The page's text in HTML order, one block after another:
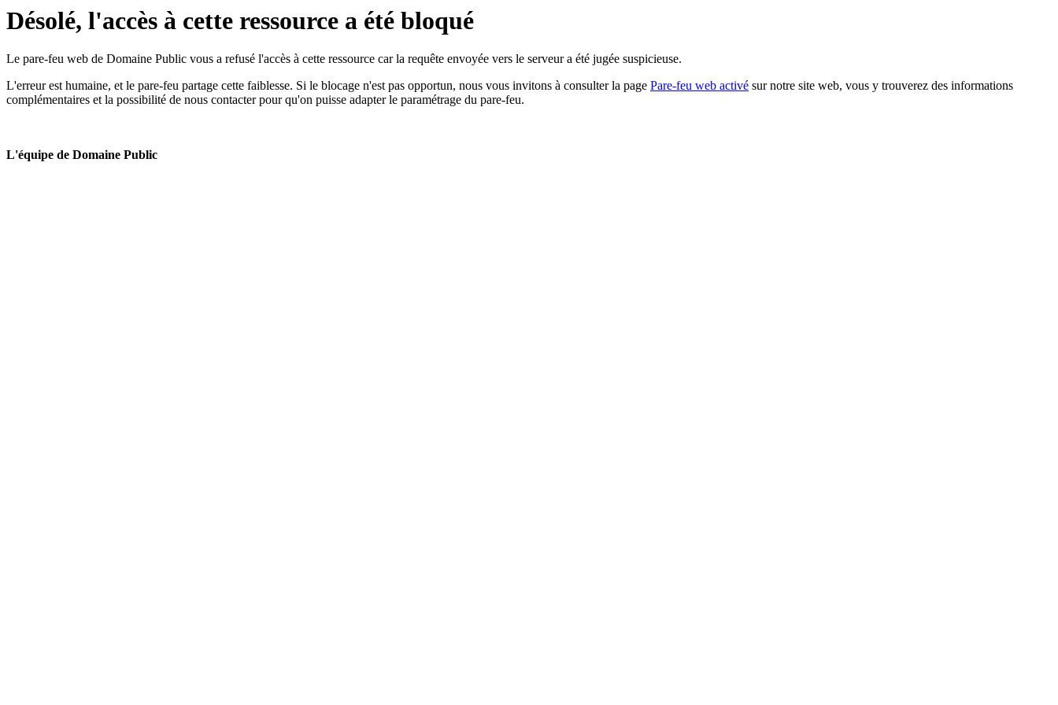
Désolé, l'accès à cette ressource a été bloqué
Le pare-feu web de Domaine Public vous a refusé l'accès à cette ressource car la requête envoyée vers le serveur a été jugée suspicieuse.
L'erreur est humaine, et le pare-feu partage cette faiblesse. Si le blocage n'est pas opportun, nous vous invitons à consulter la page Pare-feu web activé sur notre site web, vous y trouverez des informations
complémentaires et la possibilité de nous contacter pour qu'on puisse adapter le paramétrage du pare-feu.
L'équipe de Domaine Public